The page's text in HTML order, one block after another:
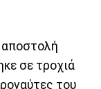
αποστολή
σε τροχιά
του